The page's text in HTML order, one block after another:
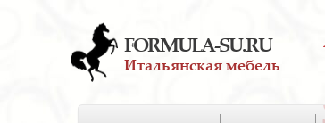
FORMULA-SU.RU
Итальянская мебель